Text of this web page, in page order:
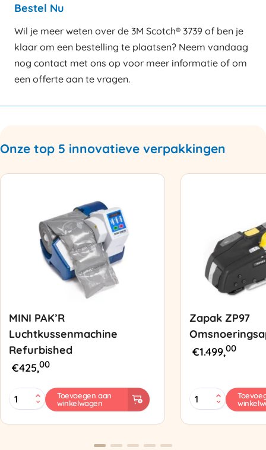
Bestel Nu
Wil je meer weten over de 3M Scotch® 3739 of ben je
klaar om een bestelling te plaatsen? Neem vandaag
nog contact met ons op voor meer informatie of om
een offerte aan te vragen.
Onze top 5 innovatieve verpakkingen
MINI PAK’R
Luchtkussenmachine
Refurbished
€425,00
MINI
PAK'R
Refurbished
Toevoegen aan
winkelwagen
Zapak ZP97
€1.499,00
Zapak
ZP97
aantal